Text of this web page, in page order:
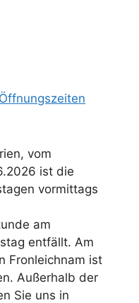
vom
ist die
vormittags
am
entfällt. Am
Fronleichnam ist
Außerhalb der
Sie uns in